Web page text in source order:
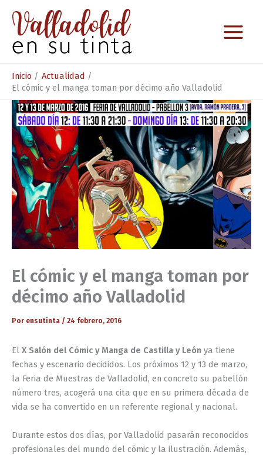
contenido
Inicio
Actualidad
El cómic y el manga toman por décimo año Valladolid
El cómic y el manga toman por
décimo año Valladolid
Por ensutinta / 24 febrero, 2016
El X Salón del Cómic y Manga de Castilla y León ya tiene
fechas y escenario decididos. Los próximos 12 y 13 de marzo,
la Feria de Muestras de Valladolid, en concreto su pabellón
número tres, acogerá una cita que en su primera década de
vida se ha convertido en un referente regional y nacional.
Durante estos dos días, por Valladolid pasarán reconocidos
profesionales del mundo del cómic y la ilustración. Además,